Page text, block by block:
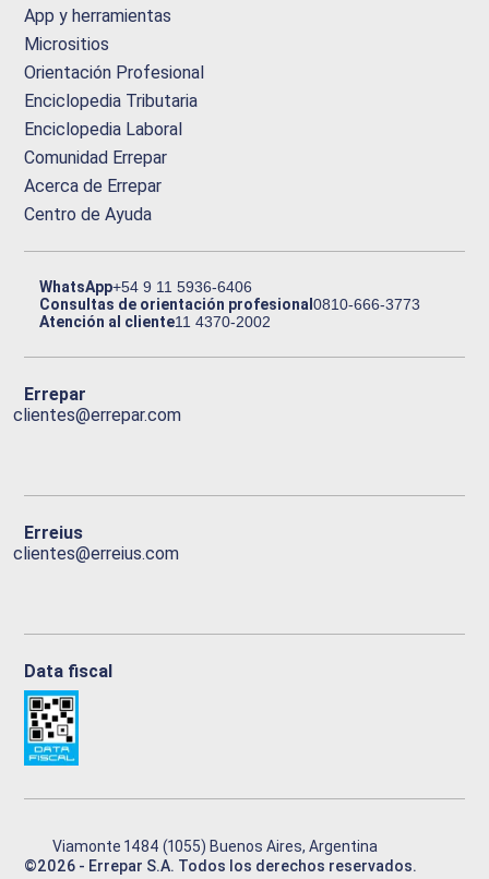
App y herramientas
Micrositios
Orientación Profesional
Enciclopedia Tributaria
Enciclopedia Laboral
Comunidad Errepar
Acerca de Errepar
Centro de Ayuda
WhatsApp+54 9 11 5936-6406
Consultas de orientación profesional0810-666-3773
Atención al cliente11 4370-2002
Errepar
clientes@errepar.com
Erreius
clientes@erreius.com
Data fiscal
Viamonte 1484 (1055) Buenos Aires, Argentina
©2026 - Errepar S.A. Todos los derechos reservados.